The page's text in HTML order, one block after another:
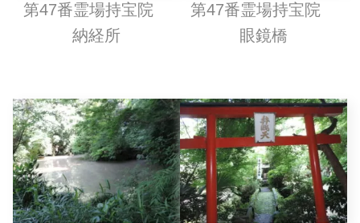
第47番霊場持宝院
納経所
第47番霊場持宝院
眼鏡橋